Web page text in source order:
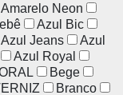
Amarelo Neon
Azul Bic
Azul Jeans
Azul
Azul Royal
Bege
Branco